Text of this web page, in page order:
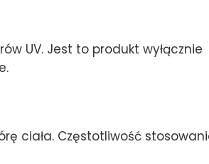
UV. Jest to produkt wyłącznie
ciała. Częstotliwość